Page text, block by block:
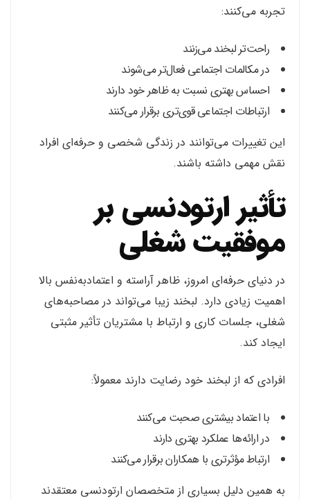
تجربه می‌کنند:
راحت‌تر لبخند می‌زنند
در مکالمات اجتماعی فعال‌تر می‌شوند
احساس بهتری نسبت به ظاهر خود دارند
ارتباطات اجتماعی قوی‌تری برقرار می‌کنند
این تغییرات می‌توانند در زندگی شخصی و حرفه‌ای افراد
نقش مهمی داشته باشند.
تأثیر ارتودنسی بر
موفقیت شغلی
در دنیای حرفه‌ای امروز، ظاهر آراسته و اعتمادبه‌نفس بالا
اهمیت زیادی دارد. لبخند زیبا می‌تواند در مصاحبه‌های
شغلی، جلسات کاری و ارتباط با مشتریان تأثیر مثبتی
ایجاد کند.
افرادی که از لبخند خود رضایت دارند معمولاً:
با اعتماد بیشتری صحبت می‌کنند
در ارائه‌ها عملکرد بهتری دارند
ارتباط مؤثرتری با همکاران برقرار می‌کنند
به همین دلیل بسیاری از متخصصان ارتودنسی معتقدند